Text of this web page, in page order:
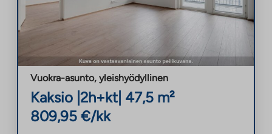
Vuokra-asunto, yleishyödyllinen
Kaksio 2h+kt| 47,5 m²
809,95 €/kk